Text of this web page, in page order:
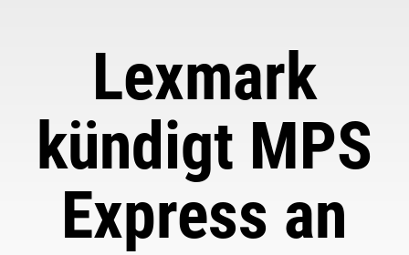
Lexmark
kündigt MPS
Express an